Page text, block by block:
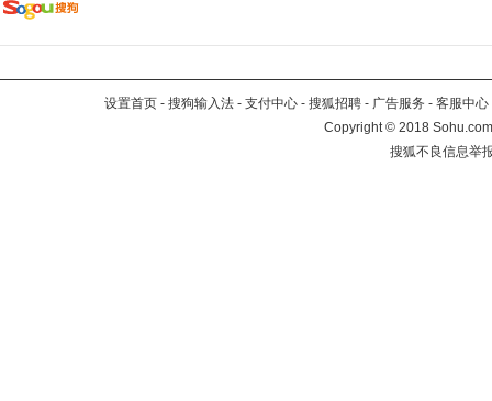
设置首页 - 搜狗输入法 - 支付中心 - 搜狐招聘 - 广告服务 - 客服中心
Copyright©2018
搜狐不良信息举